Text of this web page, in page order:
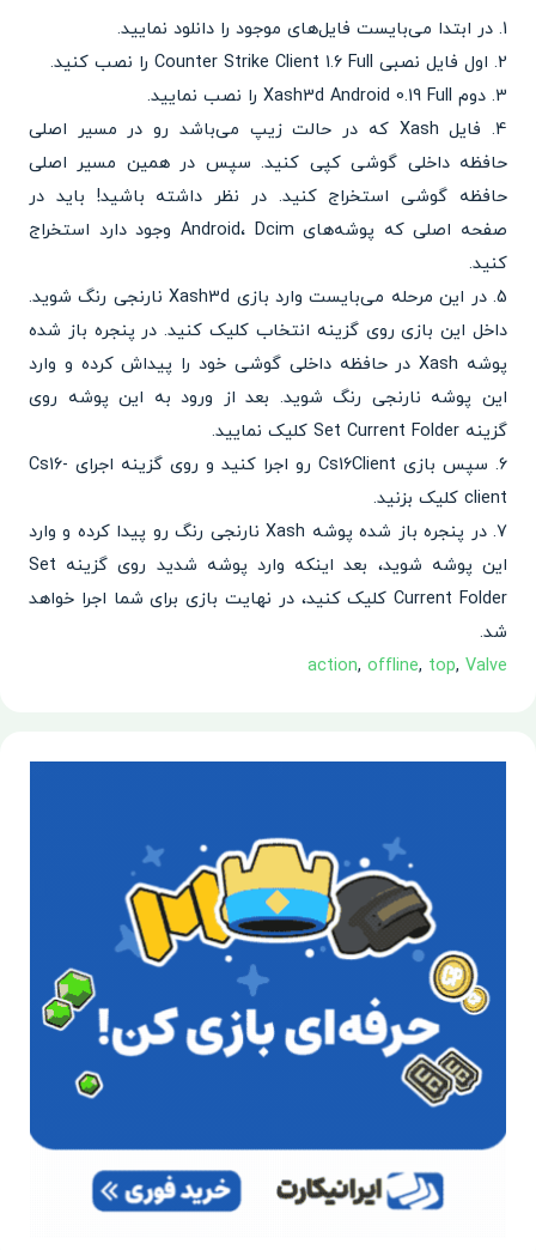
1. در ابتدا می‌بایست فایل‌های موجود را دانلود نمایید.
2. اول فایل نصبی Counter Strike Client 1.6 Full را نصب کنید.
3. دوم Xash3d Android 0.19 Full را نصب نمایید.
4. فایل Xash که در حالت زیپ می‌باشد رو در مسیر اصلی
حافظه داخلی گوشی کپی کنید. سپس در همین مسیر اصلی
حافظه گوشی استخراج کنید. در نظر داشته باشید! باید در
صفحه اصلی که پوشه‌های Android، Dcim وجود دارد استخراج
کنید.
5. در این مرحله می‌بایست وارد بازی Xash3d نارنجی رنگ شوید.
داخل این بازی روی گزینه انتخاب کلیک کنید. در پنجره باز شده
پوشه Xash در حافظه داخلی گوشی خود را پیداش کرده و وارد
این پوشه نارنجی رنگ شوید. بعد از ورود به این پوشه روی
گزینه Set Current Folder کلیک نمایید.
6. سپس بازی Cs16Client رو اجرا کنید و روی گزینه اجرای Cs16-
client کلیک بزنید.
7. در پنجره باز شده پوشه Xash نارنجی رنگ رو پیدا کرده و وارد
این پوشه شوید، بعد اینکه وارد پوشه شدید روی گزینه Set
Current Folder کلیک کنید، در نهایت بازی برای شما اجرا خواهد
شد.
action, offline, top, Valve